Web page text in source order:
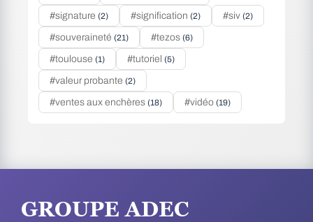
#signature (2) #signification (2) #siv (2)
#souveraineté (21) #tezos (6)
#toulouse (1) #tutoriel (5)
#valeur probante (2)
#ventes aux enchères (18) #vidéo (19)
GROUPE ADEC